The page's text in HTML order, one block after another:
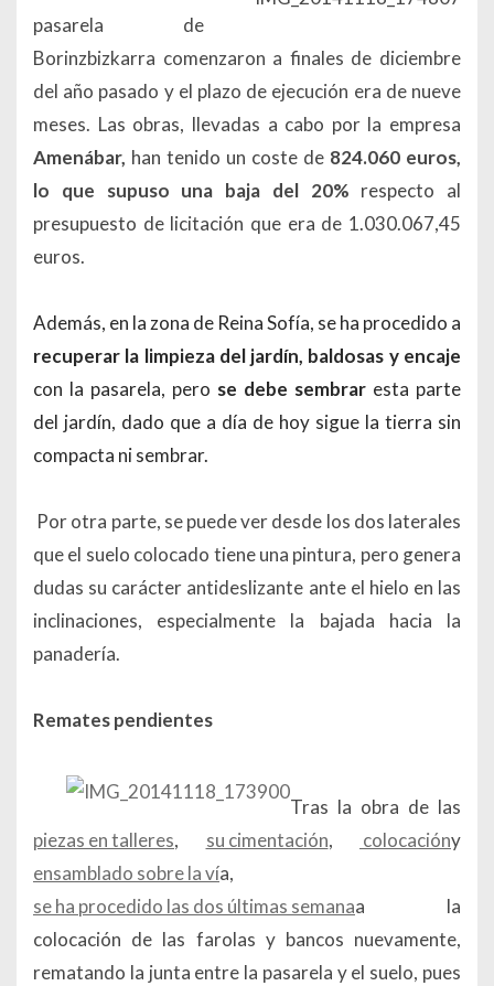
pasarela de
Borinzbizkarra comenzaron a finales de diciembre
del año pasado y el plazo de ejecución era de nueve
meses. Las obras, llevadas a cabo por la empresa
Amenábar, han tenido un coste de 824.060 euros,
lo que supuso una baja del 20% respecto al
presupuesto de licitación que era de 1.030.067,45
euros.
Además, en la zona de Reina Sofía, se ha procedido a
recuperar la limpieza del jardín, baldosas y encaje
con la pasarela, pero se debe sembrar esta parte
del jardín, dado que a día de hoy sigue la tierra sin
compacta ni sembrar.
Por otra parte, se puede ver desde los dos laterales
que el suelo colocado tiene una pintura, pero genera
dudas su carácter antideslizante ante el hielo en las
inclinaciones, especialmente la bajada hacia la
panadería.
Remates pendientes
Tras la obra de las
piezas en talleres, su cimentación, colocacióny
ensamblado sobre la vía,
se ha procedido las dos últimas semanaa la
colocación de las farolas y bancos nuevamente,
rematando la junta entre la pasarela y el suelo, pues